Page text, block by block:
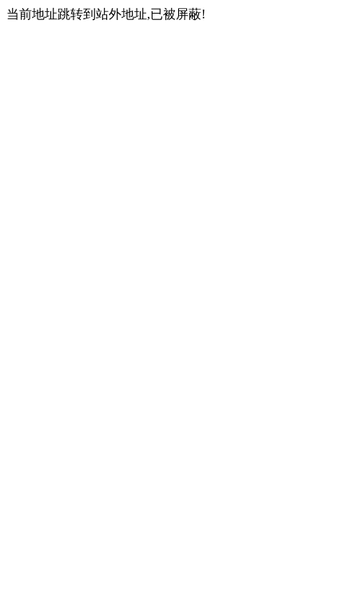
当前地址跳转到站外地址,已被屏蔽!